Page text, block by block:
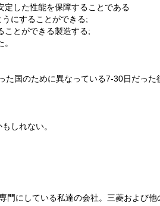
定した性能を保障することである
にすることができる;
ことができる製造する;
国のために異なっている7-30日だった
しれない。
にしている私達の会社。三菱および